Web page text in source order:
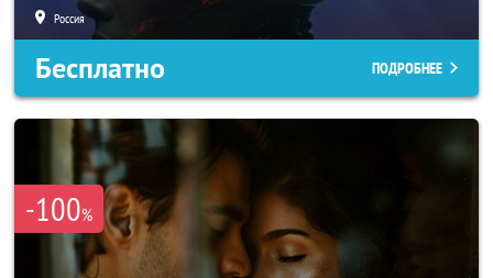
Россия
Бесплатно ПОДРОБНЕЕ
-100%